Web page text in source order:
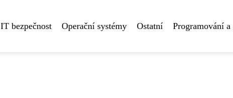
IT bezpečnost Operační systémy Ostatní Programování